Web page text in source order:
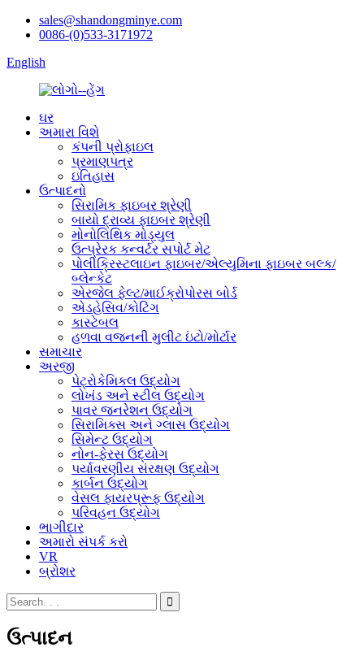
sales@shandongminye.com
0086-(0)533-3171972
English
ઘર
અમારા વિશે
કંપની પ્રોફાઇલ
પ્રમાણપત્ર
ઇતિહાસ
ઉત્પાદનો
સિરામિક ફાઇબર શ્રેણી
બાયો દ્રાવ્ય ફાઇબર શ્રેણી
મોનોલિથિક મોડ્યુલ
ઉત્પ્રેરક કન્વર્ટર સપોર્ટ મેટ
પોલીક્રિસ્ટલાઇન ફાઇબર/એલ્યુમિના ફાઇબર બલ્ક/
બ્લેન્કેટ
એરજેલ ફેલ્ટ/માઈક્રોપોરસ બોર્ડ
એડહેસિવ/કોટિંગ
કાસ્ટેબલ
હળવા વજનની મુલીટ ઇંટો/મોર્ટાર
સમાચાર
અરજી
પેટ્રોકેમિકલ ઉદ્યોગ
લોખંડ અને સ્ટીલ ઉદ્યોગ
પાવર જનરેશન ઉદ્યોગ
સિરામિક્સ અને ગ્લાસ ઉદ્યોગ
સિમેન્ટ ઉદ્યોગ
નોન-ફેરસ ઉદ્યોગ
પર્યાવરણીય સંરક્ષણ ઉદ્યોગ
કાર્બન ઉદ્યોગ
વેસલ ફાયરપ્રૂફ ઉદ્યોગ
પરિવહન ઉદ્યોગ
ભાગીદાર
અમારો સંપર્ક કરો
VR
બ્રોશર
ઉત્પાદન